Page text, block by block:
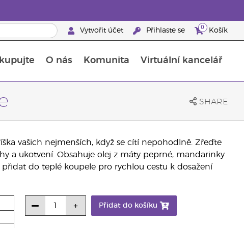
Vytvořit účet Přihlaste se 0 Košík
O nás Komunita Virtuální kancelář
SHARE
vašich nejmenších, když se cítí nepohodlně. Zřeďte
a ukotvení. Obsahuje olej z máty peprné, mandarinky
do teplé koupele pro rychlou cestu k dosažení
Přidat do košíku